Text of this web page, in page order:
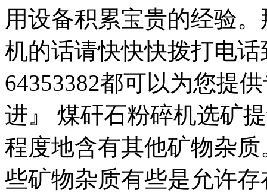
用设备积累宝贵的经验
机的话请快快快拨打电话
64353382都可以为您提
进』 煤矸石粉碎机选矿
程度地含有其他矿物杂
些矿物杂质有些是允许